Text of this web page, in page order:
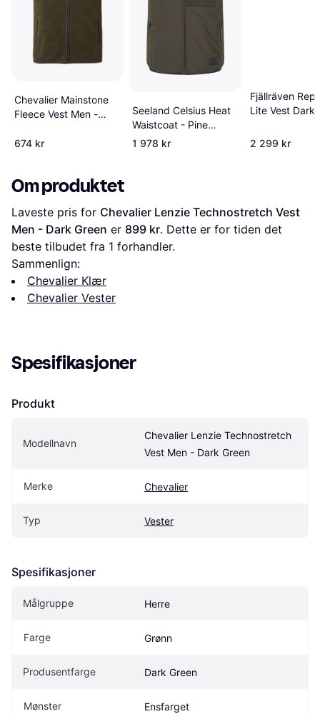
Chevalier Mainstone
Fleece Vest Men -
674 kr
Seeland Celsius Heat
Waistcoat - Pine
Green
1 978 kr
Fjällräven
Lite Vest Dark
2 299 kr
Om produktet
Laveste pris for Chevalier Lenzie Technostretch Vest
Men - Dark Green er 899 kr. Dette er for tiden det
beste tilbudet fra 1 forhandler.
Sammenlign:
Chevalier Klær
Chevalier Vester
Spesifikasjoner
Produkt
Modellnavn
Chevalier Lenzie Technostretch
Vest Men - Dark Green
Merke Chevalier
Typ Vester
Spesifikasjoner
Målgruppe Herre
Farge Grønn
Produsentfarge Dark Green
Mønster Ensfarget